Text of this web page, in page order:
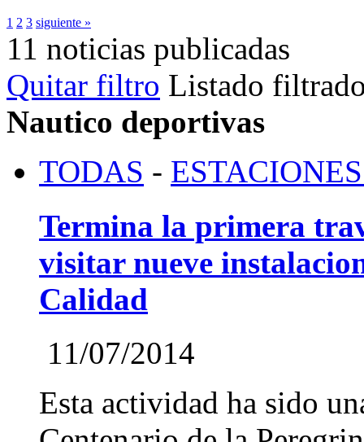
1 2 3 siguiente »
11 noticias publicadas
Quitar filtro Listado
Nautico deportivas
TODAS -
Termina la primera
visitar nueve
Calidad
11/07/2014
Esta actividad ha sido